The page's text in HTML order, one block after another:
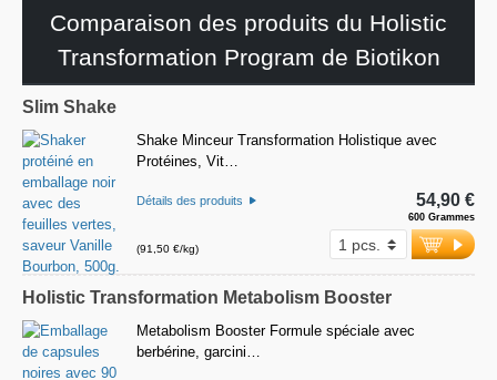
Comparaison des produits du Holistic
Transformation Program de Biotikon
Slim Shake
Shake Minceur Transformation Holistique avec
Protéines, Vit…
Détails des produits
(91,50 €/kg)
600 Grammes
54,90 €
Holistic Transformation Metabolism Booster
Metabolism Booster Formule spéciale avec
berbérine, garcini…